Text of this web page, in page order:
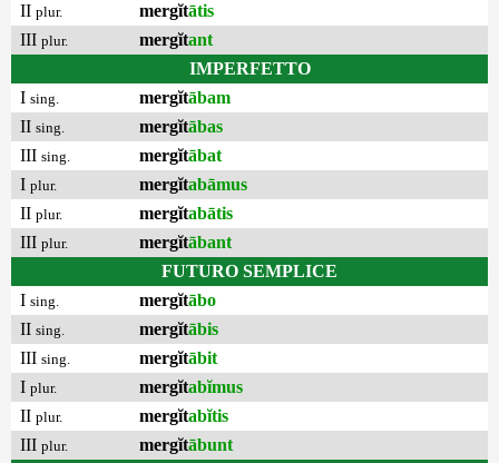
II plur. mergĭtātis
III plur. mergĭtant
IMPERFETTO
I sing. mergĭtābam
II sing. mergĭtābas
III sing. mergĭtābat
I plur. mergĭtabāmus
II plur. mergĭtabātis
III plur. mergĭtābant
FUTURO SEMPLICE
I sing. mergĭtābo
II sing. mergĭtābis
III sing. mergĭtābit
I plur. mergĭtabĭmus
II plur. mergĭtabĭtis
III plur. mergĭtābunt